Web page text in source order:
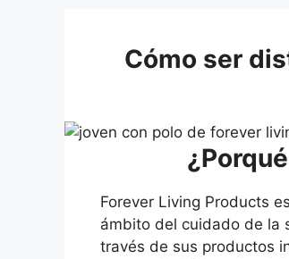
Cómo ser
Forever Living Products
ámbito del cuidado de la
través de sus productos